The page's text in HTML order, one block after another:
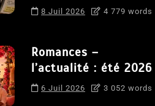
8 Juil 2026 4 779 words
Romances –
l’actualité : été 2026
6 Juil 2026 3 052 words